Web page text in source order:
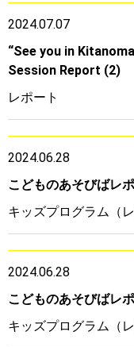
2024.07.07
“See you in
Session Report (2)
レポート
2024.06.28
こどものあそびばレ
キッズプログラム（
2024.06.28
こどものあそびばレ
キッズプログラム（